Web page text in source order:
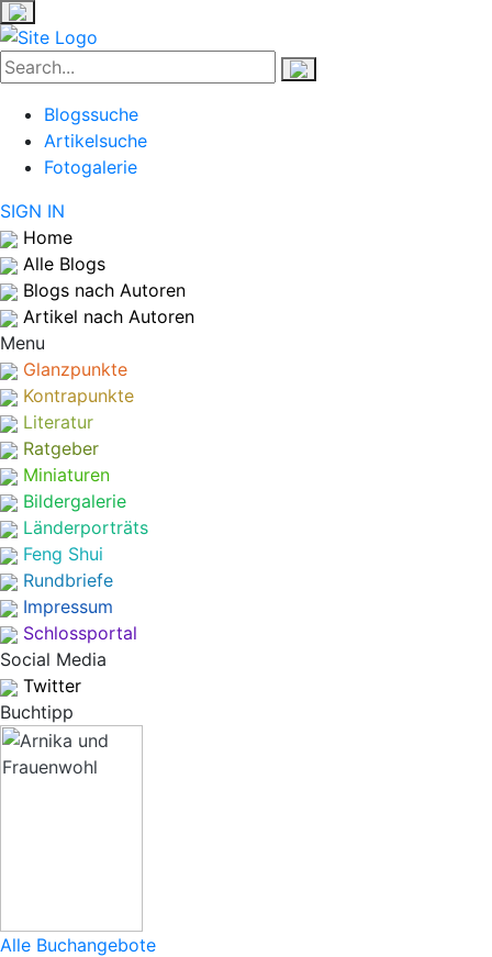
Blogssuche
Artikelsuche
Fotogalerie
SIGN IN
Home
Alle Blogs
Blogs nach Autoren
Artikel nach Autoren
Menu
Glanzpunkte
Kontrapunkte
Literatur
Ratgeber
Miniaturen
Bildergalerie
Länderporträts
Feng Shui
Rundbriefe
Impressum
Schlossportal
Social Media
Twitter
Buchtipp
Alle Buchangebote